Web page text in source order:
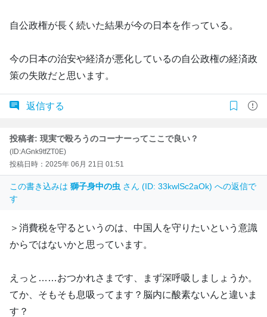
自公政権が長く続いた結果が今の日本を作っている。
今の日本の治安や経済が悪化しているの自公政権の経済政
策の失敗だと思います。
返信する
投稿者: 現実で殴ろうのコーナーってここで良い？
(ID:AGnk9tfZT0E)
投稿日時：2025年 06月 21日 01:51
この書き込みは 獅子身中の虫 さん (ID: 33kwlSc2aOk) への返信で
す
＞消費税を守るというのは、中国人を守りたいという意識
からではないかと思っています。
えっと……おつかれさまです、まず深呼吸しましょうか。
てか、そもそも息吸ってます？脳内に酸素ないんと違いま
す？